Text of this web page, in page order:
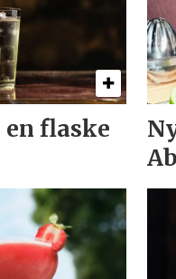
flaske